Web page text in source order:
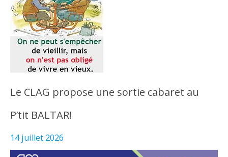
Le CLAG propose une sortie cabaret au
P’tit BALTAR!
14 juillet 2026